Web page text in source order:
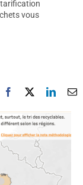
vous